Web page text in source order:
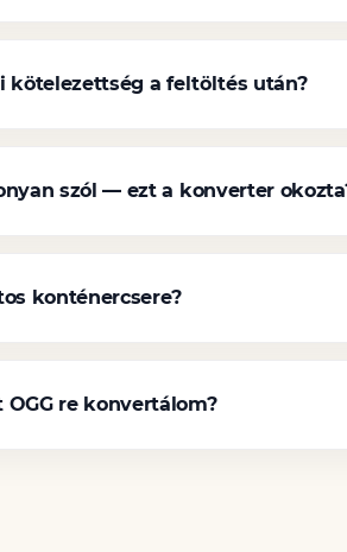
kötelezettség a feltöltés után?
szól — ezt a konverter
konténercsere?
re konvertálom?